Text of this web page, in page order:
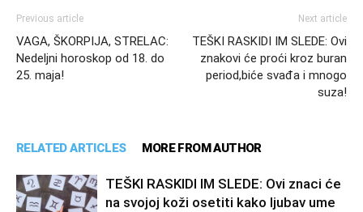
Previous article
VAGA, ŠKORPIJA, STRELAC:
Nedeljni horoskop od 18. do
25. maja!
Next article
TEŠKI RASKIDI IM SLEDE: Ovi
znakovi će proći kroz buran
period,biće svađa i mnogo
suza!
RELATED ARTICLES MORE FROM AUTHOR
TEŠKI RASKIDI IM SLEDE: Ovi znaci će
na svojoj koži osetiti kako ljubav ume